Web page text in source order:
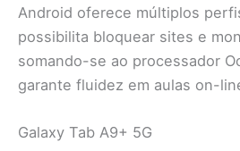
Android oferece múltiplos
possibilita bloquear sites e
somando-se ao processador
garante fluidez em aulas on-
Galaxy Tab A9+ 5G